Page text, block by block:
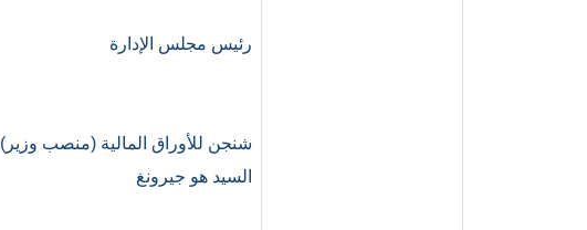
رئيس مجلس الإدارة
شنجن للأوراق المالية (منصب وزير)
السيد هو جيرونغ